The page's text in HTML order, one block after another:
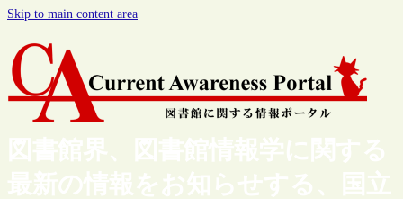
Skip to main content area
図書館界、図書館情報学に関する
最新の情報をお知らせする、国立